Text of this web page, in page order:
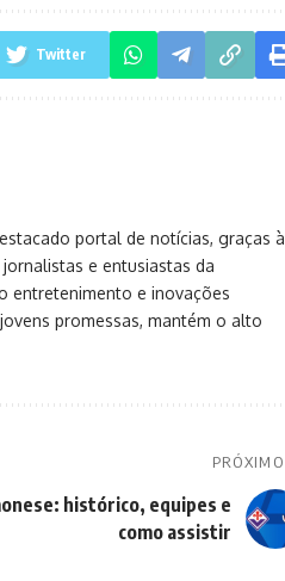
Twitter
portal de notícias, graças à
e entusiastas da
entretenimento e inovações
promessas, mantém o alto
PRÓXIMO
histórico, equipes e
como assistir